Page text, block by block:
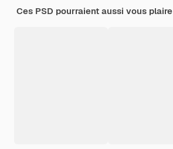
Ces PSD pourraient aussi vous plaire